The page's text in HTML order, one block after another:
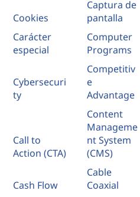
Cookies
Captura de
pantalla
Carácter
especial
Computer
Programs
Cybersecuri
ty
Competitiv
e
Advantage
Call to
Action (CTA)
Content
Manageme
nt System
(CMS)
Cash Flow
Cable
Coaxial